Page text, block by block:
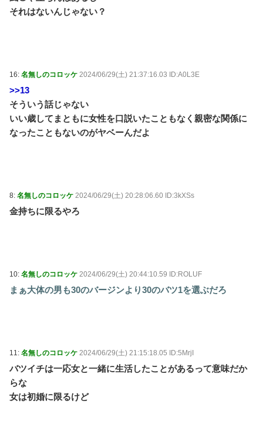
それはないんじゃない？
16: 名無しのコロッケ 2024/06/29(土) 21:37:16.03 ID:A0L3E
>>13
そういう話じゃない
いい歳してまともに女性を口説いたこともなく親密な関係に
なったこともないのがヤベーんだよ
8: 名無しのコロッケ 2024/06/29(土) 20:28:06.60 ID:3kXSs
金持ちに限るやろ
10: 名無しのコロッケ 2024/06/29(土) 20:44:10.59 ID:ROLUF
まぁ大体の男も30のバージンより30のバツ1を選ぶだろ
11: 名無しのコロッケ 2024/06/29(土) 21:15:18.05 ID:5MrjI
バツイチは一応女と一緒に生活したことがあるって意味だか
らな
女は初婚に限るけど